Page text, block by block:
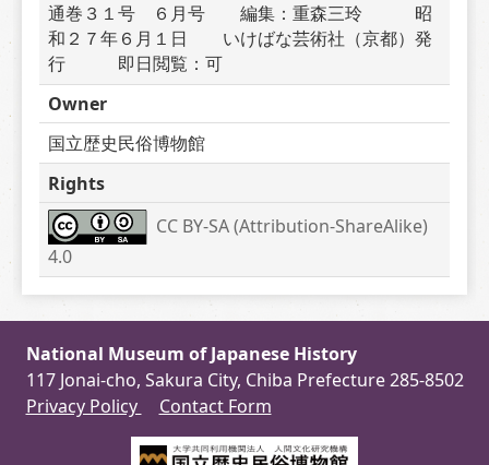
通巻３１号　６月号　　編集：重森三玲　　　昭
和２７年６月１日　　いけばな芸術社（京都）発
行　　　即日閲覧：可
Owner
国立歴史民俗博物館
Rights
CC BY-SA (Attribution-ShareAlike)
4.0
National Museum of Japanese History
117 Jonai-cho, Sakura City, Chiba Prefecture 285-8502
Privacy Policy
Contact Form